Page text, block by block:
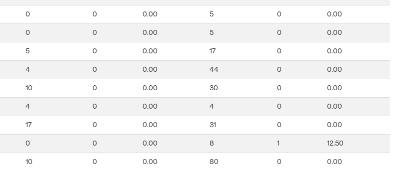
0 0 0.00 5 0 0.00
0 0 0.00 5 0 0.00
5 0 0.00 17 0 0.00
4 0 0.00 44 0 0.00
10 0 0.00 30 0 0.00
4 0 0.00 4 0 0.00
17 0 0.00 31 0 0.00
0 0 0.00 8 1 12.50
10 0 0.00 80 0 0.00